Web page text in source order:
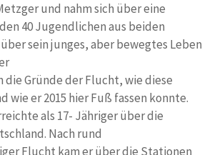
und nahm sich über eine
40 Jugendlichen aus beiden
sein junges, aber bewegtes Leben
die Gründe der Flucht, wie diese
wie er 2015 hier Fuß fassen konnte.
als 17- Jähriger über die
Nach rund
Flucht kam er über die Stationen